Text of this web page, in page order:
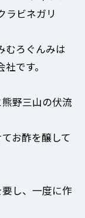
ラビネガリ
むろぐんみは
です。
野三山の伏流
お酢を醸して
し、一度に作